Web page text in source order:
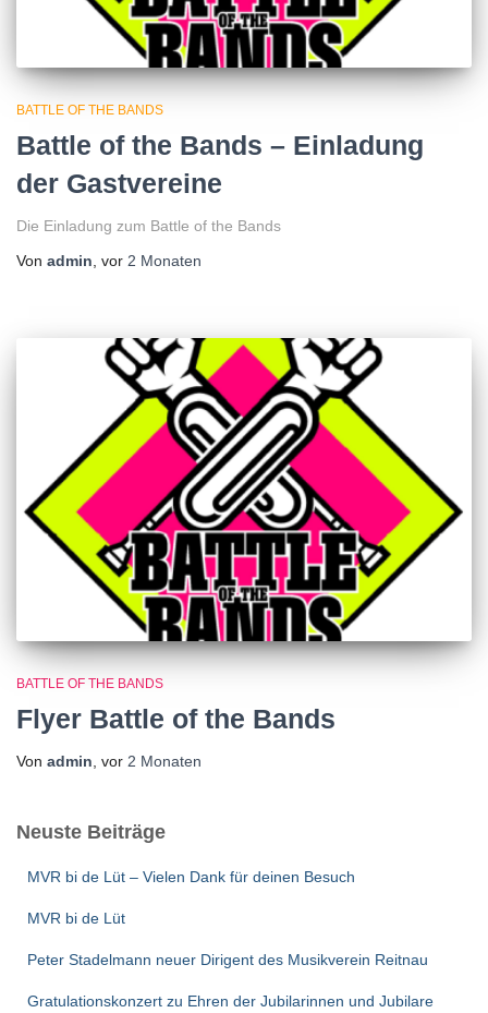
BATTLE OF THE BANDS
Battle of the Bands – Einladung
der Gastvereine
Die Einladung zum Battle of the Bands
Von admin , vor 2 Monaten
BATTLE OF THE BANDS
Flyer Battle of the Bands
Von admin, vor 2 Monaten
Neuste Beiträge
MVR bi de Lüt – Vielen Dank für deinen Besuch
MVR bi de Lüt
Peter Stadelmann neuer Dirigent des Musikverein Reitnau
Gratulationskonzert zu Ehren der Jubilarinnen und Jubilare